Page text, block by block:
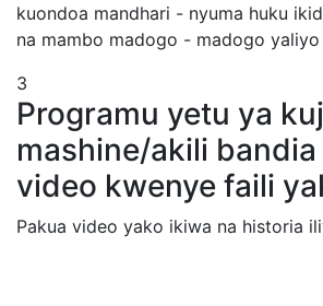
kuondoa mandhari - nyuma huku
na mambo madogo - madogo yaliyo
3
Programu yetu ya
mashine/akili
video kwenye faili
Pakua video yako ikiwa na historia